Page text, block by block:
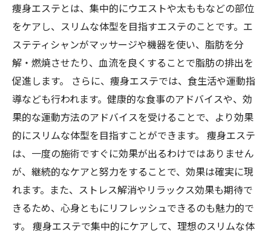
痩身エステとは、集中的にウエストや太ももなどの部位
をケアし、スリムな体型を目指すエステのことです。エ
ステティシャンがマッサージや機器を使い、脂肪を分
解・燃焼させたり、血流を良くすることで脂肪の排出を
促進します。 さらに、痩身エステでは、食生活や運動指
導なども行われます。健康的な食事のアドバイスや、効
果的な運動方法のアドバイスを受けることで、より効果
的にスリムな体型を目指すことができます。 痩身エステ
は、一度の施術ですぐに効果が出るわけではありません
が、継続的なケアと努力をすることで、効果は確実に現
れます。また、ストレス解消やリラックス効果も期待で
きるため、心身ともにリフレッシュできるのも魅力的で
す。 痩身エステで集中的にケアして、理想のスリムな体